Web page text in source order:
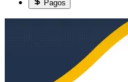
Pagos